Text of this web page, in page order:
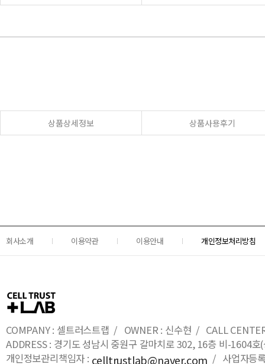
상품상세정보 상품사용후기
회사소개 이용약관 이용안내 개인정보처리방침
COMPANY : 셀트러스트랩 / OWNER : 신수현 / CALL
ADDRESS : 경기도 성남시 중원구 갈마치로 302, 16층 비-1604
개인정보관리책임자 : celltrustlab@naver.com / 사업자등